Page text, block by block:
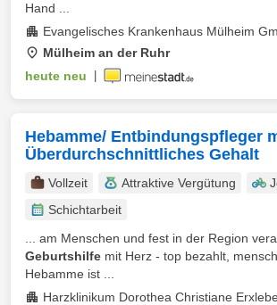
Hand ...
Evangelisches Krankenhaus Mülheim
Mülheim an der Ruhr
heute neu
Hebamme/ Entbindungspfleger
Überdurchschnittliches Gehalt
Vollzeit Attraktive Vergütung
Schichtarbeit
... am Menschen und fest in der Region
Geburtshilfe mit Herz - top bezahlt,
Hebamme ist ...
Harzklinikum Dorothea Christiane